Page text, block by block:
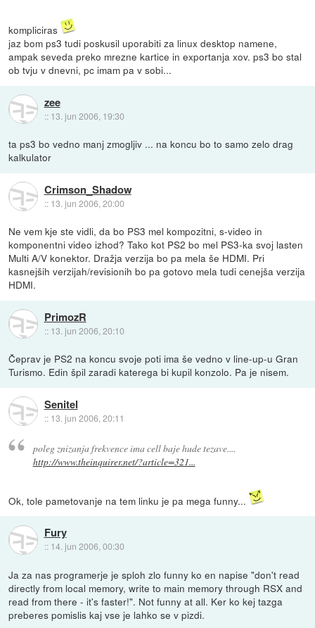
kompliciras
jaz bom ps3 tudi poskusil uporabiti za linux desktop namene,
ampak seveda preko mrezne kartice in exportanja xov. ps3 bo stal
ob tvju v dnevni, pc imam pa v sobi...
zee
:: 13. jun 2006, 19:30
ta ps3 bo vedno manj zmogljiv ... na koncu bo to samo zelo drag
kalkulator
Crimson_Shadow
:: 13. jun 2006, 20:00
Ne vem kje ste vidli, da bo PS3 mel kompozitni, s-video in
komponentni video izhod? Tako kot PS2 bo mel PS3-ka svoj lasten
Multi A/V konektor. Dražja verzija bo pa mela še HDMI. Pri
kasnejših verzijah/revisionih bo pa gotovo mela tudi cenejša verzija
HDMI.
PrimozR
:: 13. jun 2006, 20:10
Čeprav je PS2 na koncu svoje poti ima še vedno v line-up-u Gran
Turismo. Edin špil zaradi katerega bi kupil konzolo. Pa je nisem.
Senitel
:: 13. jun 2006, 20:11
poleg znizanja frekvence ima cell baje hude tezave....
http://www.theinquirer.net/?article=321...
Ok, tole pametovanje na tem linku je pa mega funny...
Fury
:: 14. jun 2006, 00:30
Ja za nas programerje je sploh zlo funny ko en napise "don't read
directly from local memory, write to main memory through RSX and
read from there - it's faster!". Not funny at all. Ker ko kej tazga
preberes pomislis kaj vse je lahko se v pizdi.